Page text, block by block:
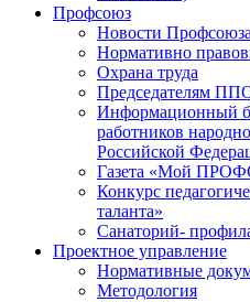
Профсоюз
Новости Профсоюза
Нормативно
Охрана труда
Председателям
Информационный
работников
Российской
Газета «Мой
Конкурс
таланта»
Санаторий-
Проектное управление
Нормативные
Методология